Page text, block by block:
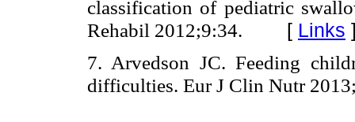
classification of pediatric
Rehabil 2012;9:34. [ Links
7. Arvedson JC. Feeding
difficulties. Eur J Clin Nutr